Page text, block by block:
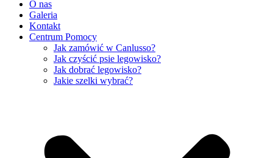
O nas
Galeria
Kontakt
Centrum Pomocy
Jak zamówić w Canlusso?
Jak czyścić psie legowisko?
Jak dobrać legowisko?
Jakie szelki wybrać?